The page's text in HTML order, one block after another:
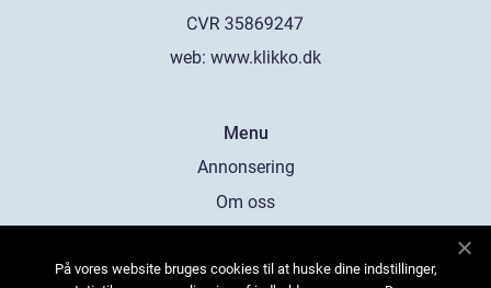
web: www.klikko.dk
Menu
Annonsering
Om oss
Kontakta oss
På vores website bruges cookies til at huske dine indstillinger,